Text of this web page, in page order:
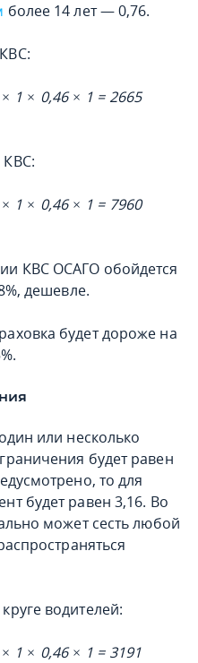
более 14 лет — 0,76.
1 × 0,46 × 1 = 2665
КВС:
1 × 0,46 × 1 = 7960
КВС ОСАГО обойдется
дешевле.
будет дороже на
или несколько
будет равен
то для
будет равен 3,16. Во
может сесть любой
водителей:
1 × 0,46 × 1 = 3191